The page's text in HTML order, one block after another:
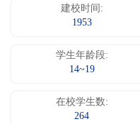
建校时间:
1953
学生年龄段:
14~19
在校学生数:
264